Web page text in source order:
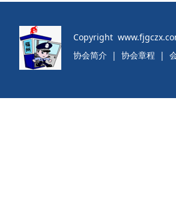
Copyright
协会简介 | 协会章程 |